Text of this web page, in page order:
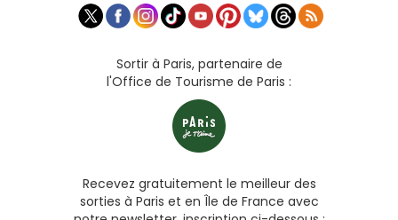
Sortir à Paris, partenaire de
l'Office de Tourisme de Paris :
Recevez gratuitement le meilleur des
sorties à Paris et en Île de France avec